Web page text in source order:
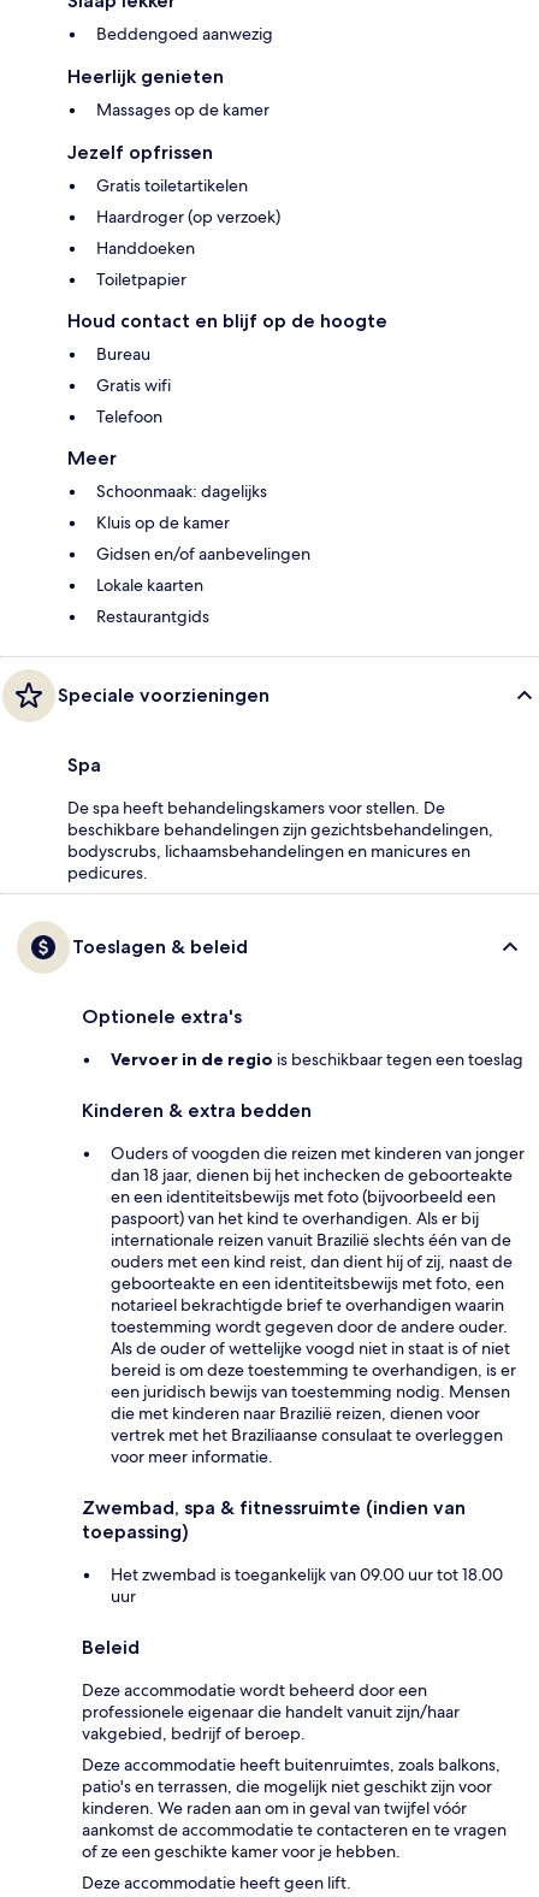
Beddengoed aanwezig
Heerlijk genieten
Massages op de kamer
Jezelf opfrissen
Gratis toiletartikelen
Haardroger (op verzoek)
Handdoeken
Toiletpapier
Houd contact en blijf op de hoogte
Bureau
Gratis wifi
Telefoon
Meer
Schoonmaak: dagelijks
Kluis op de kamer
Gidsen en/of aanbevelingen
Lokale kaarten
Restaurantgids
Speciale voorzieningen
Spa
De spa heeft behandelingskamers voor stellen. De
beschikbare behandelingen zijn gezichtsbehandelingen,
bodyscrubs, lichaamsbehandelingen en manicures en
pedicures.
Toeslagen & beleid
Optionele extra's
Vervoer in de regio is beschikbaar tegen een toeslag
Kinderen & extra bedden
Ouders of voogden die reizen met kinderen van jonger
dan 18 jaar, dienen bij het inchecken de geboorteakte
en een identiteitsbewijs met foto (bijvoorbeeld een
paspoort) van het kind te overhandigen. Als er bij
internationale reizen vanuit Brazilië slechts één van de
ouders met een kind reist, dan dient hij of zij, naast de
geboorteakte en een identiteitsbewijs met foto, een
notarieel bekrachtigde brief te overhandigen waarin
toestemming wordt gegeven door de andere ouder.
Als de ouder of wettelijke voogd niet in staat is of niet
bereid is om deze toestemming te overhandigen, is er
een juridisch bewijs van toestemming nodig. Mensen
die met kinderen naar Brazilië reizen, dienen voor
vertrek met het Braziliaanse consulaat te overleggen
voor meer informatie.
Zwembad, spa & fitnessruimte (indien van
toepassing)
Het zwembad is toegankelijk van 09.00 uur tot 18.00
uur
Beleid
Deze accommodatie wordt beheerd door een
professionele eigenaar die handelt vanuit zijn/haar
vakgebied, bedrijf of beroep.
Deze accommodatie heeft buitenruimtes, zoals balkons,
patio's en terrassen, die mogelijk niet geschikt zijn voor
kinderen. We raden aan om in geval van twijfel vóór
aankomst de accommodatie te contacteren en te vragen
of ze een geschikte kamer voor je hebben.
Deze accommodatie heeft geen lift.